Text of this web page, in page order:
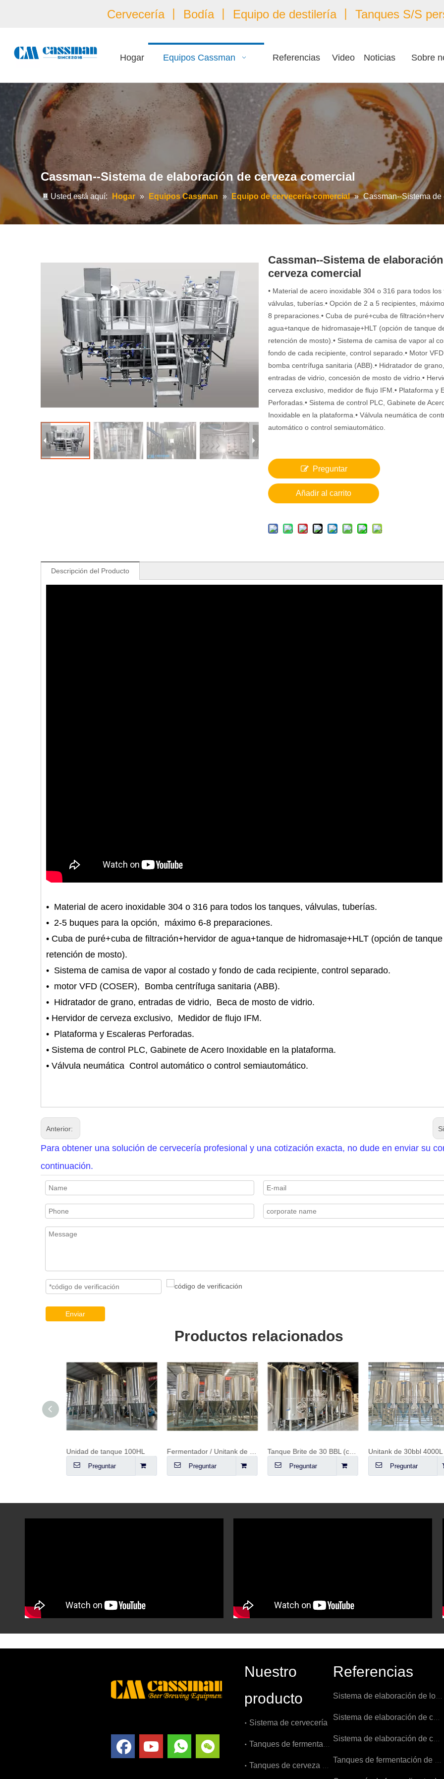
Cervecería 丨 Bodía 丨 Equipo de destilería 丨 Tanques S/S
Hogar Equipos Cassman Referencias Video Noticias Sobre
Cassman--Sistema de elaboración de cerveza comercial
Usted está aquí: Hogar » Equipos Cassman » Equipo de cervecería comercial » Cassman--Sistema
Cassman--Sistema de
cerveza comercial
• Material de acero inoxidable 304 o 316 para todos los
válvulas, tuberías.• Opción de 2 a 5 recipientes,
8 preparaciones.• Cuba de puré+cuba de
agua+tanque de hidromasaje+HLT (opción de tanque
retención de mosto).• Sistema de camisa de vapor al
fondo de cada recipiente, control separado.• Motor
bomba centrífuga sanitaria (ABB).• Hidratador de grano,
entradas de vidrio, concesión de mosto de vidrio.•
cerveza exclusivo, medidor de flujo IFM.• Plataforma y
Perforadas.• Sistema de control PLC, Gabinete de
Inoxidable en la plataforma.• Válvula neumática de
automático o control semiautomático.
Preguntar
Añadir al carrito
Descripción del Producto
• Material de acero inoxidable 304 o 316 para todos los tanques, válvulas, tuberías.
• 2-5 buques para la opción, máximo 6-8 preparaciones.
• Cuba de puré+cuba de filtración+hervidor de agua+tanque de hidromasaje+HLT (opción de
retención de mosto).
• Sistema de camisa de vapor al costado y fondo de cada recipiente, control separado.
• motor VFD (COSER), Bomba centrífuga sanitaria (ABB).
• Hidratador de grano, entradas de vidrio, Beca de mosto de vidrio.
• Hervidor de cerveza exclusivo, Medidor de flujo IFM.
• Plataforma y Escaleras Perforadas.
• Sistema de control PLC, Gabinete de Acero Inoxidable en la plataforma.
• Válvula neumática Control automático o control semiautomático.
Anterior:
Para obtener una solución de cervecería profesional y una cotización exacta, no dude en enviar su
continuación.
Enviar
Productos relacionados
Unidad de tanque 100HL
Preguntar
Fermentador / Unitank de 40 BBL (encamisado y con entrada lateral)
Preguntar
Tanque Brite de 30 BBL (con camisa)
Preguntar Preguntar
Nuestro
producto
Sistema de cervecería
Referencias